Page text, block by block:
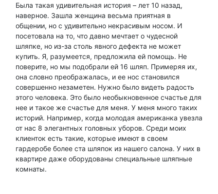
Была такая удивительная история – лет 10 назад,
наверное. Зашла женщина весьма приятная в
общении, но с удивительно некрасивым носом. И
посетовала на то, что давно мечтает о чудесной
шляпке, но из-за столь явного дефекта не может
купить. Я, разумеется, предложила ей помощь. Не
поверите, но мы подобрали ей 16 шляп. Примеряя их,
она словно преображалась, и ее нос становился
совершенно незаметен. Нужно было видеть радость
этого человека. Это было необыкновенное счастье для
нее и такое же счастье для меня. У меня много таких
историй. Например, когда молодая американка увезла
от нас 8 элегантных головных уборов. Среди моих
клиенток есть такие, которые имеют в своем
гардеробе более ста шляпок из нашего салона. У них в
квартире даже оборудованы специальные шляпные
комнаты.